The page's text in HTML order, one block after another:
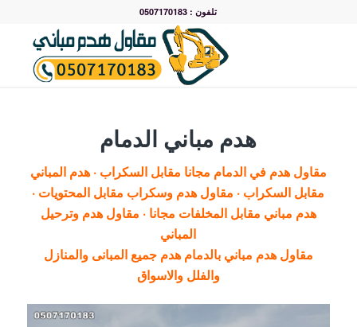
تلفون : 0507170183
هدم مباني الدمام
مقاول هدم في الدمام مجانا مقابل السكراب · هدم المباني
مقابل السكراب · مقاول هدم وسكراب مقابل المحتويات ·
هدم مباني مقابل المخلفات مجانا · مقاول هدم وترحيل
المباني
مقاول هدم مباني بالدمام هدم جميع المبانى والمنازل
والفلل والاسواق